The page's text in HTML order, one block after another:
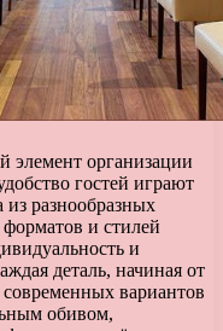
элемент организации
гостей играют
разнообразных
и стилей
и
деталь, начиная от
современных вариантов
обивом,